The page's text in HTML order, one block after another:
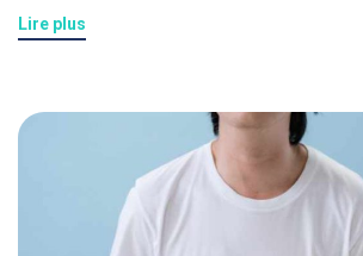
Lire plus